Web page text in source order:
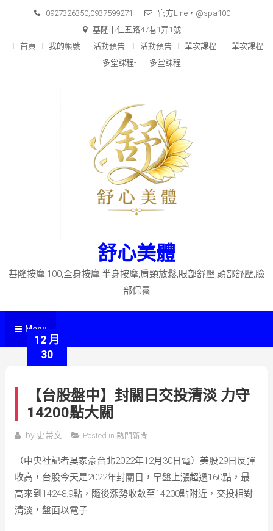
content
0927326350,0937599271
官方Line，@spa100
基隆市仁五路47巷1弄1號
首頁
我的帳號 活動預告- 活動預告 單次課程-
單次課程
多堂課程-
多堂課程
舒心美體
基隆按摩,100,全身按摩,半身按摩,肩頸放鬆,眼部舒壓,頭部舒壓,臉
部保養
Menu
12 月
30
【台股盤中】封關日交投清淡 力守
14200點大關
by 史蒂文 Posted in 熱門新聞
（中央社記者吳家豪台北2022年12月30日電）美股29日反彈
收高，台股今天是2022年封關日，早盤上漲超過160點，最
高來到14248.9點，隨後漲勢收斂至14200點附近，交投相對
清淡，盤面以電子